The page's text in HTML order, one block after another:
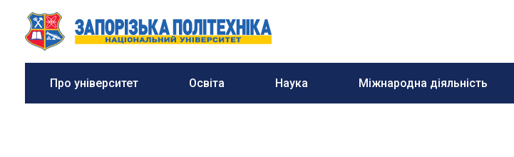
Про університет Освіта Наука Міжнародна діяльність